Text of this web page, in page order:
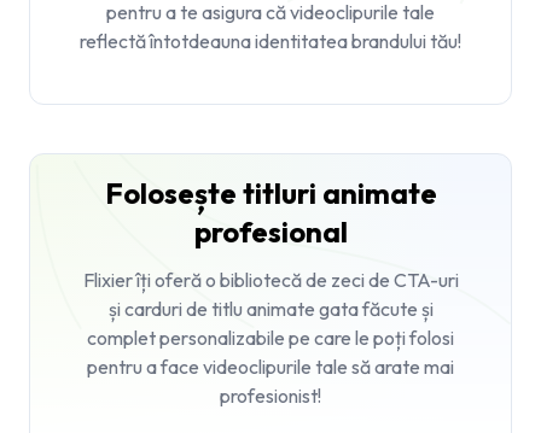
pentru a te asigura că videoclipurile tale
reflectă întotdeauna identitatea brandului tău!
Folosește titluri animate
profesional
Flixier îți oferă o bibliotecă de zeci de CTA-uri
și carduri de titlu animate gata făcute și
complet personalizabile pe care le poți folosi
pentru a face videoclipurile tale să arate mai
profesionist!